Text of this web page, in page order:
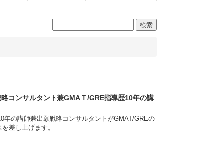
コンサルタント兼GMAＴ/GRE指導歴10年の講
年の講師兼出願戦略コンサルタントがGMAT/GREの
差し上げます。